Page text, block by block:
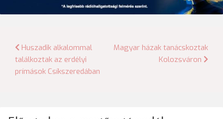
Bejegyzés
navigáció
Huszadik alkalommal
találkoztak az erdélyi
prímások Csíkszeredában
Magyar házak tanácskoztak
Kolozsváron